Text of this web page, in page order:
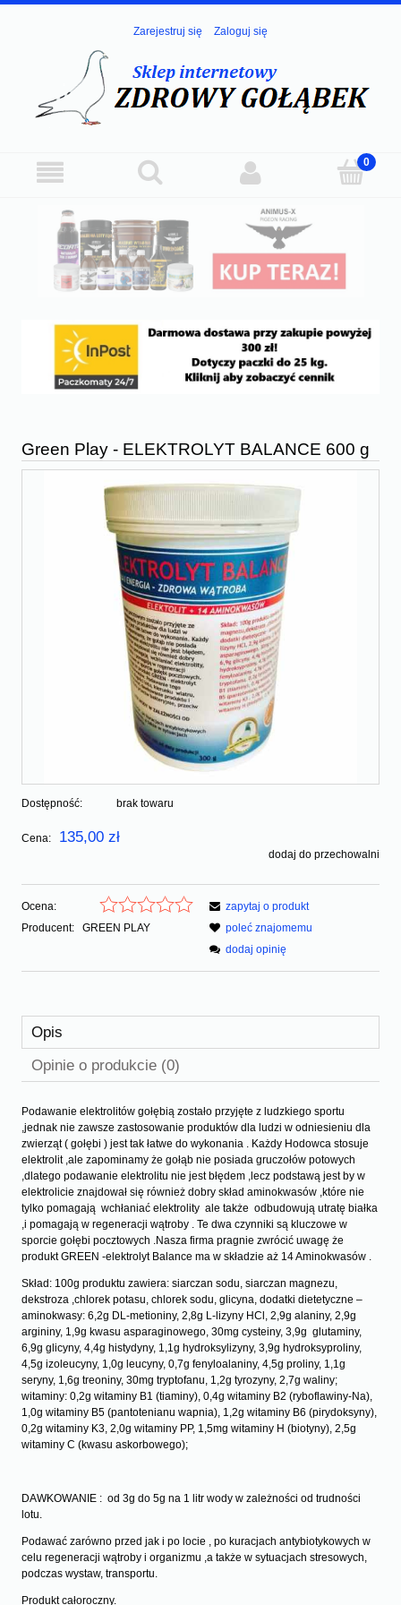
Zarejestruj się Zaloguj się
Green Play - ELEKTROLYT BALANCE 600 g
Dostępność: brak towaru
Cena: 135,00 zł
dodaj do przechowalni
Ocena:
Producent:
GREEN PLAY
zapytaj o produkt
poleć znajomemu
dodaj opinię
Opis
Opinie o produkcie (0)
Podawanie elektrolitów gołębią zostało przyjęte z ludzkiego sportu
,jednak nie zawsze zastosowanie produktów dla ludzi w odniesieniu dla
zwierząt ( gołębi ) jest tak łatwe do wykonania . Każdy Hodowca stosuje
elektrolit ,ale zapominamy że gołąb nie posiada gruczołów potowych
,dlatego podawanie elektrolitu nie jest błędem ,lecz podstawą jest by w
elektrolicie znajdował się również dobry skład aminokwasów ,które nie
tylko pomagają wchłaniać elektrolity ale także odbudowują utratę białka
,i pomagają w regeneracji wątroby . Te dwa czynniki są kluczowe w
sporcie gołębi pocztowych .Nasza firma pragnie zwrócić uwagę że
produkt GREEN -elektrolyt Balance ma w składzie aż 14 Aminokwasów .
Skład: 100g produktu zawiera: siarczan sodu, siarczan magnezu,
dekstroza ,chlorek potasu, chlorek sodu, glicyna, dodatki dietetyczne –
aminokwasy: 6,2g DL-metioniny, 2,8g L-lizyny HCl, 2,9g alaniny, 2,9g
argininy, 1,9g kwasu asparaginowego, 30mg cysteiny, 3,9g glutaminy,
6,9g glicyny, 4,4g histydyny, 1,1g hydroksylizyny, 3,9g hydroksyproliny,
4,5g izoleucyny, 1,0g leucyny, 0,7g fenyloalaniny, 4,5g proliny, 1,1g
seryny, 1,6g treoniny, 30mg tryptofanu, 1,2g tyrozyny, 2,7g waliny;
witaminy: 0,2g witaminy B1 (tiaminy), 0,4g witaminy B2 (ryboflawiny-Na),
1,0g witaminy B5 (pantotenianu wapnia), 1,2g witaminy B6 (pirydoksyny),
0,2g witaminy K3, 2,0g witaminy PP, 1,5mg witaminy H (biotyny), 2,5g
witaminy C (kwasu askorbowego);
DAWKOWANIE : od 3g do 5g na 1 litr wody w zależności od trudności
lotu.
Podawać zarówno przed jak i po locie , po kuracjach antybiotykowych w
celu regeneracji wątroby i organizmu ,a także w sytuacjach stresowych,
podczas wystaw, transportu.
Produkt całoroczny.